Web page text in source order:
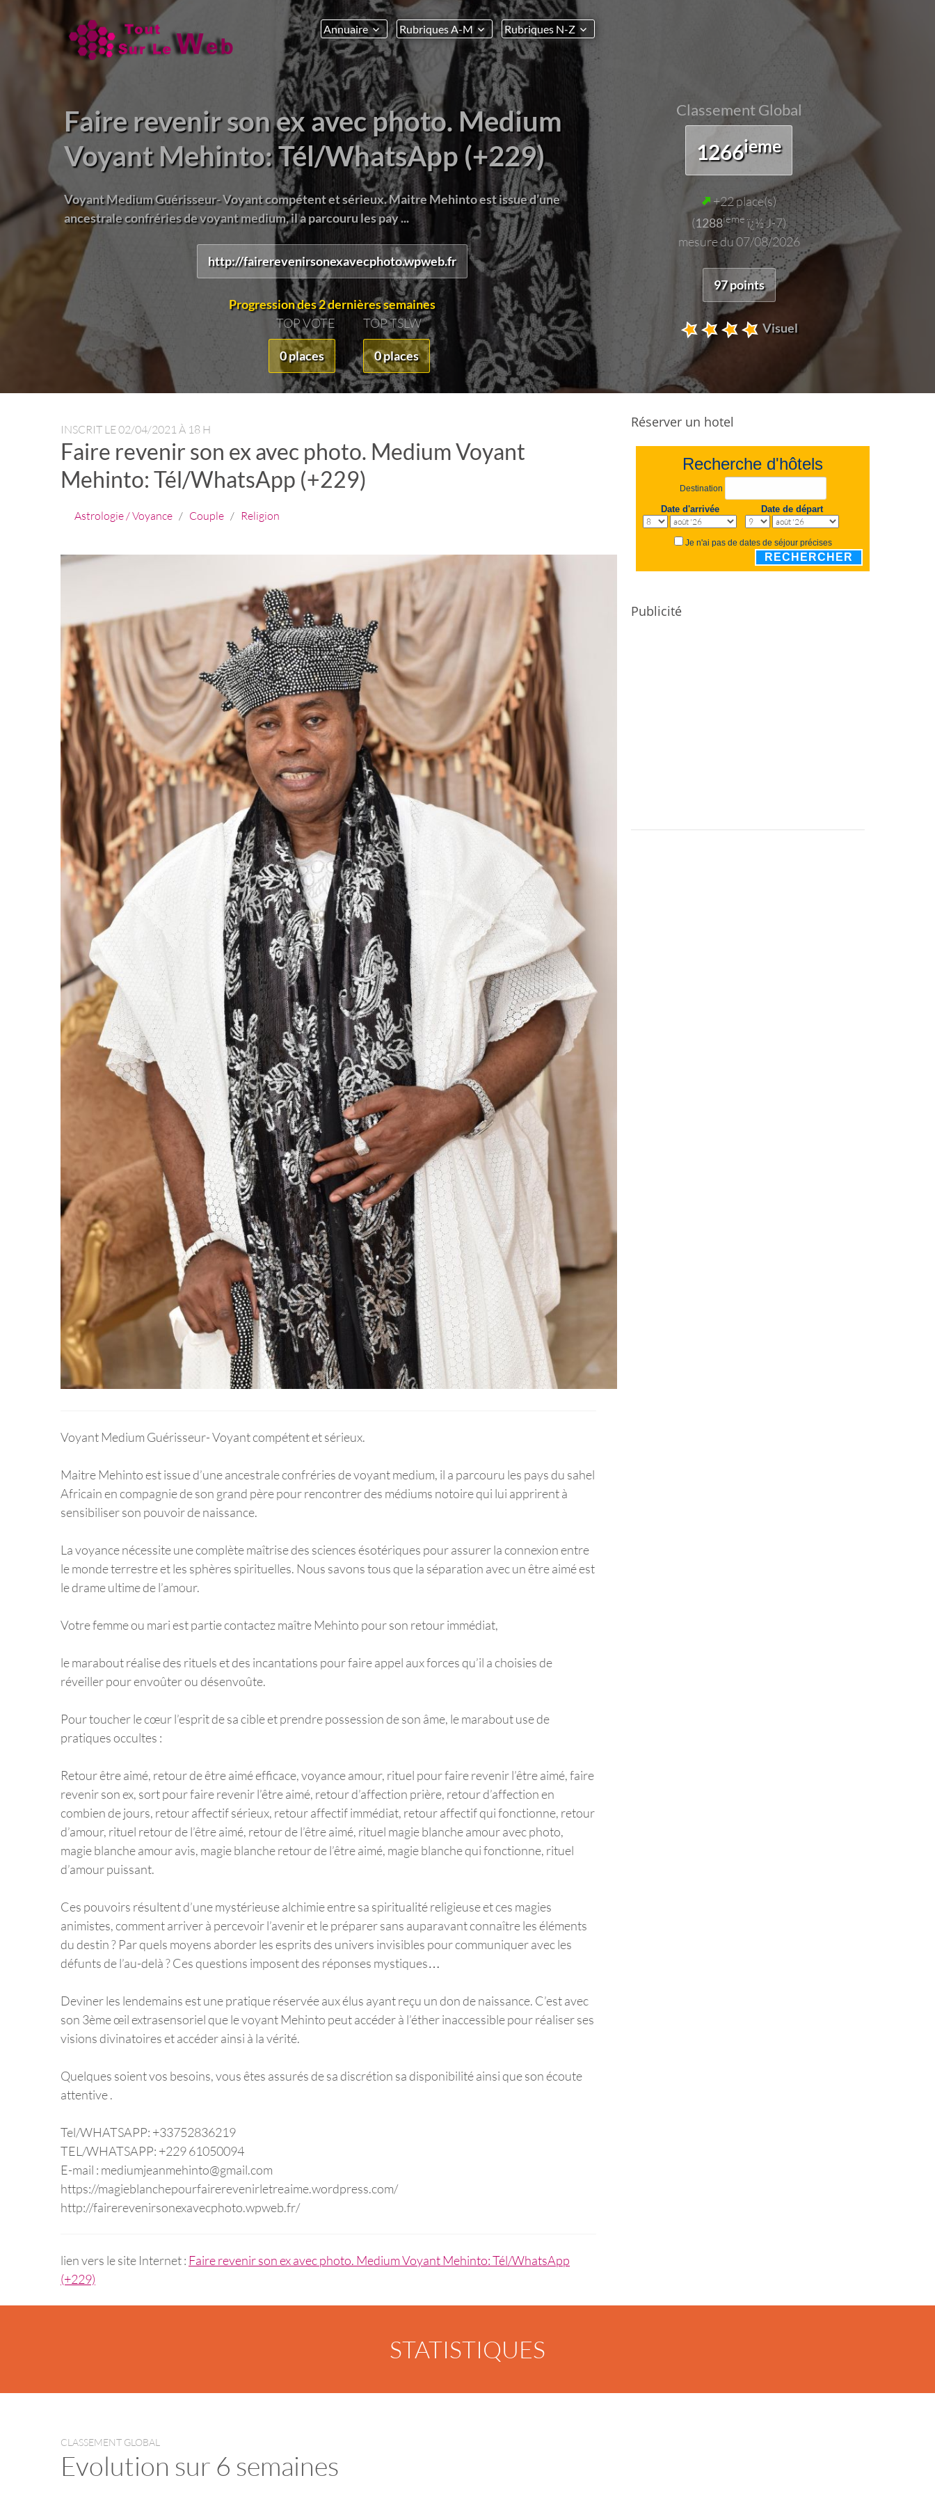
Annuaire Rubriques A-M Rubriques N-Z
Faire revenir son ex avec photo. Medium
Voyant Mehinto: Tél/WhatsApp (+229)
Voyant Medium Guérisseur- Voyant compétent et sérieux. Maitre Mehinto est issue d’une
ancestrale confréries de voyant medium, il a parcouru les pay ...
http://fairerevenirsonexavecphoto.wpweb.fr
Progression des 2 dernières semaines
TOP VOTE
0 places
TOP TSLW
0 places
Classement Global
1266ieme
+22 place(s)
(1288ieme ï¿½ J-7)
mesure du 07/08/2026
97 points
Visuel
INSCRIT LE02/04/2021 À 18 H
Faire revenir son ex avec photo. Medium Voyant
Mehinto: Tél/WhatsApp (+229)
Astrologie / Voyance / Couple / Religion
Voyant Medium Guérisseur- Voyant compétent et sérieux.
Maitre Mehinto est issue d’une ancestrale confréries de voyant medium, il a parcouru les pays du sahel
Africain en compagnie de son grand père pour rencontrer des médiums notoire qui lui apprirent à
sensibiliser son pouvoir de naissance.
La voyance nécessite une complète maîtrise des sciences ésotériques pour assurer la connexion entre
le monde terrestre et les sphères spirituelles. Nous savons tous que la séparation avec un être aimé est
le drame ultime de l’amour.
Votre femme ou mari est partie contactez maître Mehinto pour son retour immédiat,
le marabout réalise des rituels et des incantations pour faire appel aux forces qu’il a choisies de
réveiller pour envoûter ou désenvoûte.
Pour toucher le cœur l’esprit de sa cible et prendre possession de son âme, le marabout use de
pratiques occultes :
Retour être aimé, retour de être aimé efficace, voyance amour, rituel pour faire revenir l’être aimé, faire
revenir son ex, sort pour faire revenir l’être aimé, retour d’affection prière, retour d’affection en
combien de jours, retour affectif sérieux, retour affectif immédiat, retour affectif qui fonctionne, retour
d’amour, rituel retour de l’être aimé, retour de l’être aimé, rituel magie blanche amour avec photo,
magie blanche amour avis, magie blanche retour de l’être aimé, magie blanche qui fonctionne, rituel
d’amour puissant.
Ces pouvoirs résultent d’une mystérieuse alchimie entre sa spiritualité religieuse et ces magies
animistes, comment arriver à percevoir l’avenir et le préparer sans auparavant connaître les éléments
du destin ? Par quels moyens aborder les esprits des univers invisibles pour communiquer avec les
défunts de l’au-delà ? Ces questions imposent des réponses mystiques…
Deviner les lendemains est une pratique réservée aux élus ayant reçu un don de naissance. C’est avec
son 3ème œil extrasensoriel que le voyant Mehinto peut accéder à l’éther inaccessible pour réaliser ses
visions divinatoires et accéder ainsi à la vérité.
Quelques soient vos besoins, vous êtes assurés de sa discrétion sa disponibilité ainsi que son écoute
attentive .
Tel/WHATSAPP: +33752836219
TEL/WHATSAPP: +229 61050094
E-mail : mediumjeanmehinto@gmail.com
https://magieblanchepourfairerevenirletreaime.wordpress.com/
http://fairerevenirsonexavecphoto.wpweb.fr/
lien vers le site Internet : Faire revenir son ex avec photo. Medium Voyant Mehinto: Tél/WhatsApp
(+229)
Réserver un hotel
Recherche d'hôtels
Destination
Date d'arrivée Date de départ
Je n'ai pas de dates de séjour précises
RECHERCHER
Publicité
STATISTIQUES
CLASSEMENT GLOBAL
Evolution sur 6 semaines